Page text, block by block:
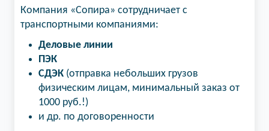
Компания «Сопира» сотрудничает с
транспортными компаниями:
Деловые линии
ПЭК
СДЭК (отправка небольших грузов
физическим лицам, минимальный заказ от
1000 руб.!)
и др. по договоренности